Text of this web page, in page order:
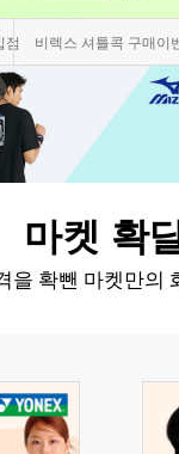
! 요넥스 파워쿠션 65Z4 재
마켓 확
을 확뺀 마켓만의